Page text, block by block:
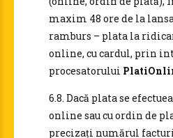
maxim 48 ore de la
ramburs – plata la
online, cu cardul, prin
procesatorului
6.8. Dacă plata se
online sau cu ordin de
precizaţi numărul